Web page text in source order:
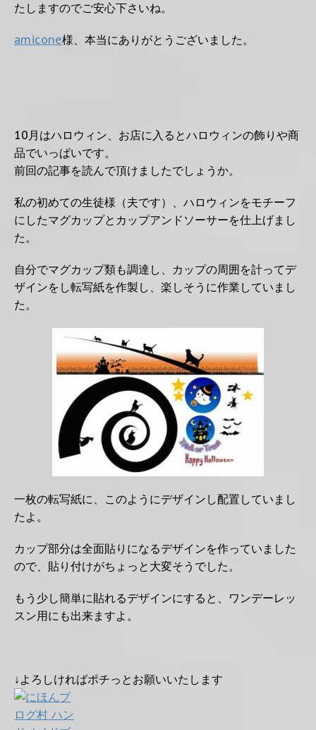
たしますのでご安心下さいね。
amicone様、本当にありがとうございました。
10月はハロウィン、お店に入るとハロウィンの飾りや商
品でいっぱいです。
前回の記事を読んで頂けましたでしょうか。
私の初めての生徒様（夫です）、ハロウィンをモチーフ
にしたマグカップとカップアンドソーサーを仕上げまし
た。
自分でマグカップ類も調達し、カップの周囲を計ってデ
ザインをし転写紙を作製し、楽しそうに作業していまし
た。
一枚の転写紙に、このようにデザインし配置していまし
たよ。
カップ部分は全面貼りになるデザインを作っていました
ので、貼り付けがちょっと大変そうでした。
もう少し簡単に貼れるデザインにすると、ワンデーレッ
スン用にも出来ますよ。
↓よろしければポチっとお願いいたします